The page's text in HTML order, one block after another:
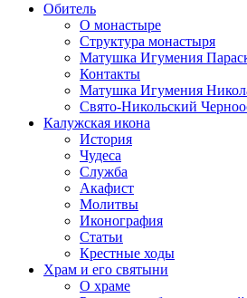
Обитель
О монастыре
Структура монастыря
Матушка Игумения
Контакты
Матушка Игумения
Свято-Никольский
Калужская икона
История
Чудеса
Служба
Акафист
Молитвы
Иконография
Статьи
Крестные ходы
Храм и его святыни
О храме